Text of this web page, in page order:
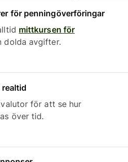
för penningöverföringar
mittkursen för
dolda avgifter.
realtid
för att se hur
över tid.